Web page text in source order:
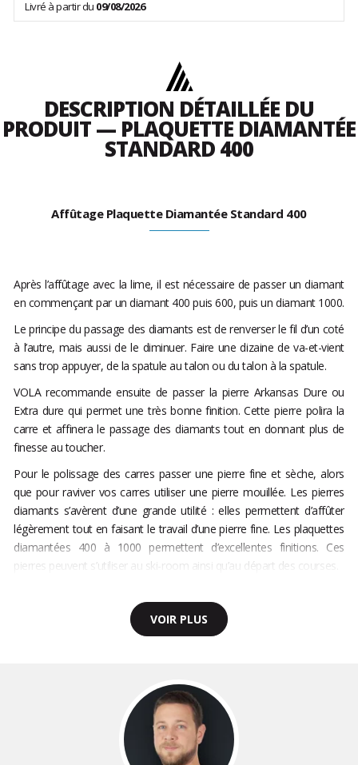
Livré à partir du 09/08/2026
DESCRIPTION DÉTAILLÉE DU
PRODUIT — PLAQUETTE DIAMANTÉE
STANDARD 400
Affûtage Plaquette Diamantée Standard 400
Après l’affûtage avec la lime, il est nécessaire de passer un diamant
en commençant par un diamant 400 puis 600, puis un diamant 1000.
Le principe du passage des diamants est de renverser le fil d’un coté
à l’autre, mais aussi de le diminuer. Faire une dizaine de va-et-vient
sans trop appuyer, de la spatule au talon ou du talon à la spatule.
VOLA recommande ensuite de passer la pierre Arkansas Dure ou
Extra dure qui permet une très bonne finition. Cette pierre polira la
carre et affinera le passage des diamants tout en donnant plus de
finesse au toucher.
Pour le polissage des carres passer une pierre fine et sèche, alors
que pour raviver vos carres utiliser une pierre mouillée. Les pierres
diamants s’avèrent d’une grande utilité : elles permettent d’affûter
légèrement tout en faisant le travail d’une pierre fine. Les plaquettes
diamantées 400 à 1000 permettent d’excellentes finitions. Ces
pierres peuvent s’utiliser au ski-room ainsi qu’au départ des courses.
VOIR PLUS